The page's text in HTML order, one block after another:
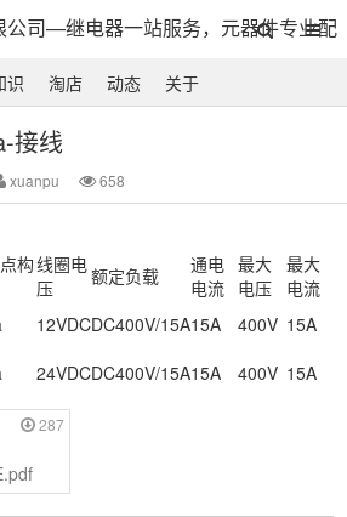
公司—继电器一站服务，元器件专业配
识 淘店 动态 关于
接线
xuanpu 658
构线圈电
压
额定负载
通电
电流
最大
电压
最大
电流
12VDCDC400V/15A15A 400V 15A
24VDCDC400V/15A15A 400V 15A
287